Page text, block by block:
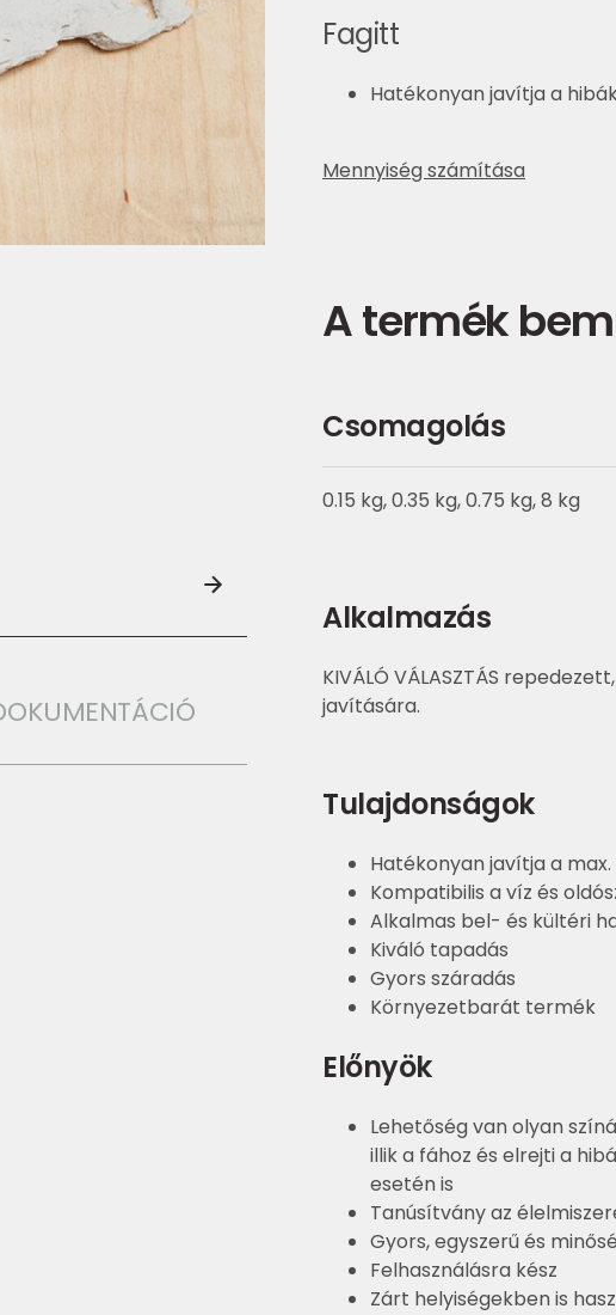
Fagitt
Hatékonyan javítja a
Mennyiség számítása
A termék
Csomagolás
0.15 kg, 0.35 kg, 0.75 kg, 8 kg
Alkalmazás
KIVÁLÓ VÁLASZTÁS
javítására.
Tulajdonságok
Hatékonyan javítja a
Kompatibilis a víz és
Alkalmas bel- és kültéri
Kiváló tapadás
Gyors száradás
Környezetbarát termék
Előnyök
Lehetőség van olyan
illik a fához és elrejti a
esetén is
Tanúsítvány az
Gyors, egyszerű és
Felhasználásra kész
Zárt helyiségekben is